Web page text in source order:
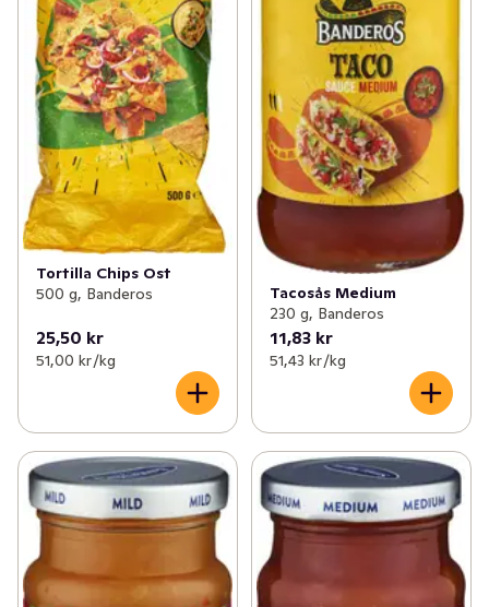
Tortilla Chips Ost
500 g, Banderos
25,50 kr
51,00 kr /kg
Tacosås Medium
230 g, Banderos
11,83 kr
51,43 kr /kg